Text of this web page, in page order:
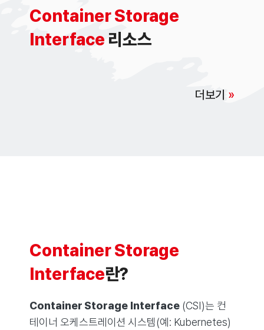
쉬운 이해
Container Storage
Interface 리소스
더보기 »
Container Storage
Interface란?
Container Storage Interface(CSI)는 컨
테이너 오케스트레이션 시스템(예: Kubernetes)